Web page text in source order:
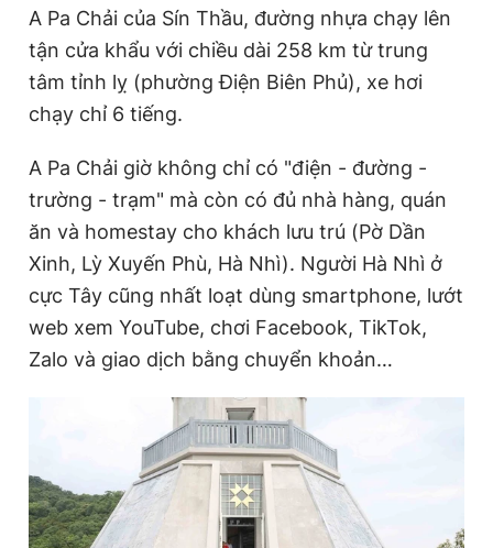
A Pa Chải của Sín Thầu, đường nhựa chạy lên
tận cửa khẩu với chiều dài 258 km từ trung
tâm tỉnh lỵ (phường Điện Biên Phủ), xe hơi
chạy chỉ 6 tiếng.
A Pa Chải giờ không chỉ có "điện - đường -
trường - trạm" mà còn có đủ nhà hàng, quán
ăn và homestay cho khách lưu trú (Pờ Dần
Xinh, Lỳ Xuyến Phù, Hà Nhì). Người Hà Nhì ở
cực Tây cũng nhất loạt dùng smartphone, lướt
web xem YouTube, chơi Facebook, TikTok,
Zalo và giao dịch bằng chuyển khoản…